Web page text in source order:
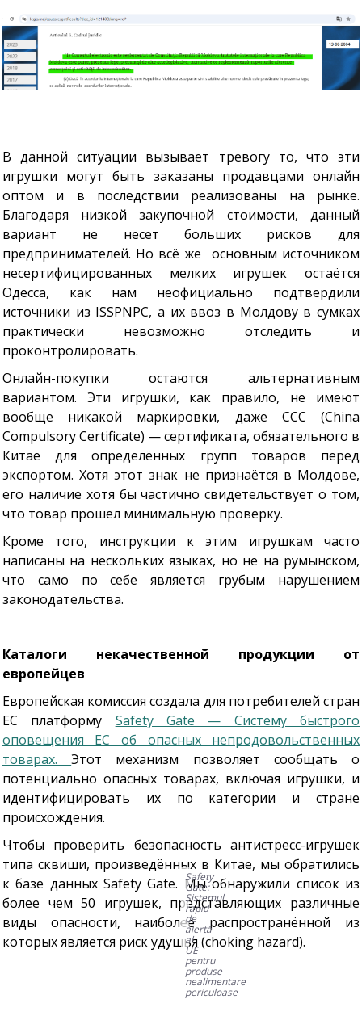
В данной ситуации вызывает тревогу то, что эти
игрушки могут быть заказаны продавцами онлайн
оптом и в последствии реализованы на рынке.
Благодаря низкой закупочной стоимости, данный
вариант не несет больших рисков для
предпринимателей. Но всё же основным источником
несертифицированных мелких игрушек остаётся
Одесса, как нам неофициально подтвердили
источники из ISSPNPC, а их ввоз в Молдову в сумках
практически невозможно отследить и
проконтролировать.
Онлайн-покупки остаются альтернативным
вариантом. Эти игрушки, как правило, не имеют
вообще никакой маркировки, даже CCC (China
Compulsory Certificate) — сертификата, обязательного в
Китае для определённых групп товаров перед
экспортом. Хотя этот знак не признаётся в Молдове,
его наличие хотя бы частично свидетельствует о том,
что товар прошел минимальную проверку.
Кроме того, инструкции к этим игрушкам часто
написаны на нескольких языках, но не на румынском,
что само по себе является грубым нарушением
законодательства.
Каталоги некачественной продукции от
европейцев
Европейская комиссия создала для потребителей стран
ЕС платформу Safety Gate — Систему быстрого
оповещения ЕС об опасных непродовольственных
товарах.Этот механизм позволяет сообщать о
потенциально опасных товарах, включая игрушки, и
идентифицировать их по категории и стране
происхождения.
Чтобы проверить безопасность антистресс-игрушек
типа сквиши, произведённых в Китае, мы обратились
к базе данных Safety Gate. Мы обнаружили список из
более чем 50 игрушек, представляющих различные
виды опасности, наиболее распространённой из
которых является риск удушья (choking hazard).
Safety
Gate:
Sistemul
rapid
de
alertă
al
UE
pentru
produse
nealimentare
periculoase